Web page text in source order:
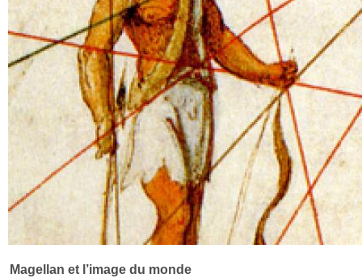
Magellan et l’image du monde